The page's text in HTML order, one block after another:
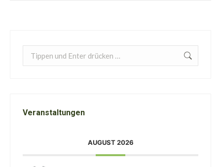
Search:
Veranstaltungen
AUGUST 2026